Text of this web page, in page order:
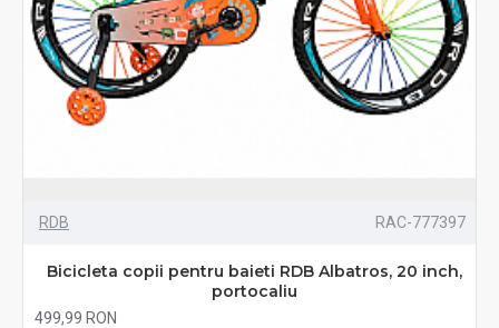
RDB RAC-777397
Bicicleta copii pentru baieti RDB Albatros, 20 inch,
portocaliu
499,99 RON